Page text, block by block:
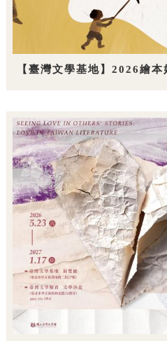
【臺灣文學基地】2026繪本